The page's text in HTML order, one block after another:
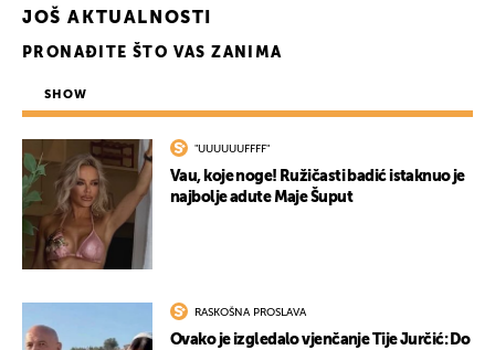
JOŠ AKTUALNOSTI
PRONAĐITE ŠTO VAS ZANIMA
SHOW
"UUUUUUFFFF"
Vau, koje noge! Ružičasti badić istaknuo je
najbolje adute Maje Šuput
RASKOŠNA PROSLAVA
Ovako je izgledalo vjenčanje Tije Jurčić: Do